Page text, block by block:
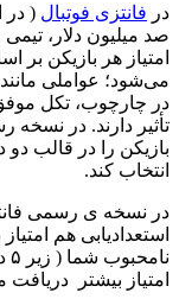
در فانتزی فوتبال
صد میلیون دلار،
امتیاز هر بازیکن
می‌شود؛ عواملی
در چارچوب، تکل
بازیکن را در قالب دو
انتخاب کند.
استعدادیابی هم
امتیاز بیشتر دریافت